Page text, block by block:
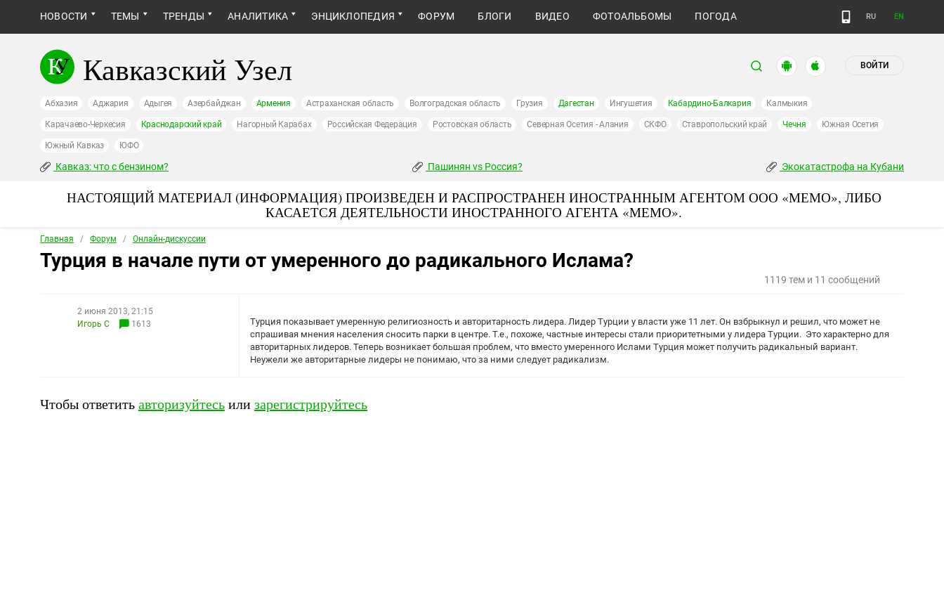
НОВОСТИ ТЕМЫ ТРЕНДЫ АНАЛИТИКА ЭНЦИКЛОПЕДИЯ ФОРУМ БЛОГИ ВИДЕО ФОТОАЛЬБОМЫ ПОГОДА RU EN
Кавказский Узел ВОЙТИ
Абхазия Аджария Адыгея Азербайджан Армения Астраханская область Волгоградская область Грузия Дагестан Ингушетия Кабардино-Балкария Калмыкия
Карачаево-Черкесия Краснодарский край Нагорный Карабах Российская Федерация Ростовская область Северная Осетия - Алания СКФО Ставропольский край Чечня Южная Осетия
Южный Кавказ ЮФО
Кавказ: что с бензином? Пашинян vs Россия? Экокатастрофа на Кубани
НАСТОЯЩИЙ МАТЕРИАЛ (ИНФОРМАЦИЯ) ПРОИЗВЕДЕН И РАСПРОСТРАНЕН ИНОСТРАННЫМ АГЕНТОМ ООО «МЕМО», ЛИБО
КАСАЕТСЯ ДЕЯТЕЛЬНОСТИ ИНОСТРАННОГО АГЕНТА «МЕМО».
Главная / Форум / Онлайн-дискуссии
Турция в начале пути от умеренного до радикального Ислама?
1119 тем и 11 сообщений
2 июня 2013, 21:15
Игорь С
1613
Турция показывает умеренную религиозность и авторитарность лидера. Лидер Турции у власти уже 11 лет. Он взбрыкнул и решил, что может не
спрашивая мнения населения сносить парки в центре. Т.е., похоже, частные интересы стали приоритетными у лидера Турции. Это характерно для
авторитарных лидеров. Теперь возникает большая проблем, что вместо умеренного Ислами Турция может получить радикальный вариант.
Неужели же авторитарные лидеры не понимаю, что за ними следует радикализм.
Чтобы ответитьавторизуйтесьилизарегистрируйтесь